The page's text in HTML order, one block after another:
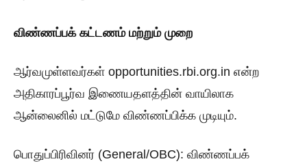
விண்ணப்பக் கட்டணம் மற்றும் முறை
ஆர்வமுள்ளவர்கள் opportunities.rbi.org.in என்ற
அதிகாரப்பூர்வ இணையதளத்தின் வாயிலாக
ஆன்லைனில் மட்டுமே விண்ணப்பிக்க முடியும்.
பொதுப்பிரிவினர் (General/OBC): விண்ணப்பக்